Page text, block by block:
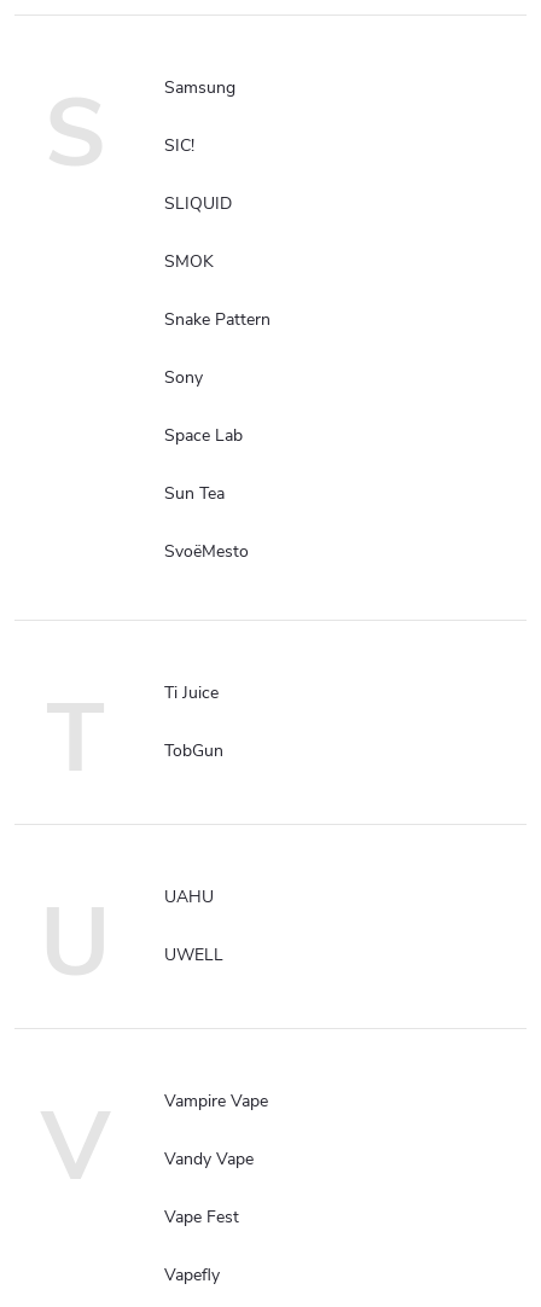
S Samsung
SIC!
SLIQUID
SMOK
Snake Pattern
Sony
Space Lab
Sun Tea
SvoëMesto
T Ti Juice
TobGun
U UAHU
UWELL
V Vampire Vape
Vandy Vape
Vape Fest
Vapefly